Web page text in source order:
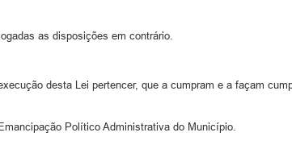
as disposições em contrário.
desta Lei pertencer, que a cumpram e a façam
Político Administrativa do Município.